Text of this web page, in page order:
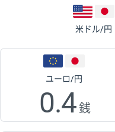
米ドル/円
ユーロ/円
0.4銭